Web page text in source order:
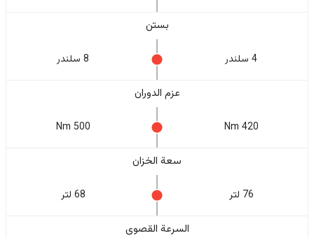
بستن
4 سلندر 8 سلندر
عزم الدوران
420 Nm
500 Nm
سعة الخزان
76 لتر 68 لتر
السرعة القصوى